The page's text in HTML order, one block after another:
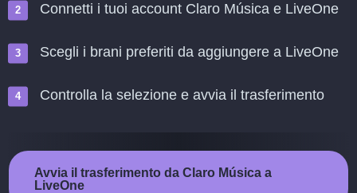
Connetti i tuoi account Claro Música e LiveOne
Scegli i brani preferiti da aggiungere a LiveOne
Controlla la selezione e avvia il trasferimento
Avvia il trasferimento da Claro Música a
LiveOne